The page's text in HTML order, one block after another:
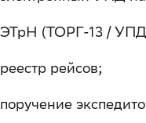
ЭТрН (ТОРГ-13 /
реестр рейсов;
поручение